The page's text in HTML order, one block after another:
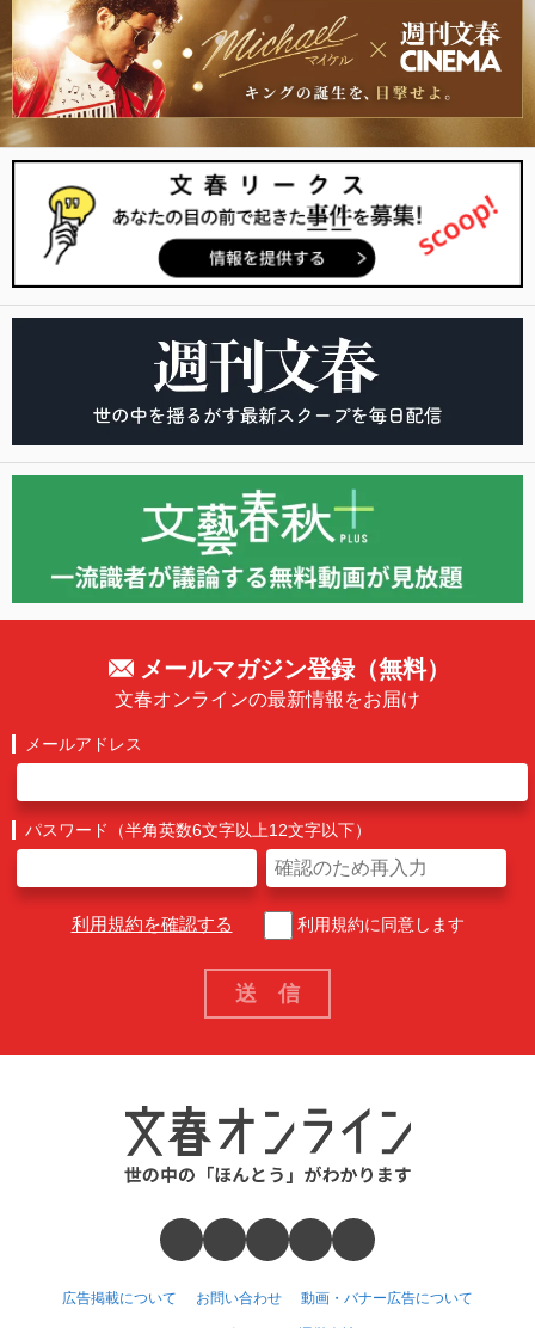
メールマガジン登録（無料）
文春オンラインの最新情報をお届け
メールアドレス
パスワード（半角英数6文字以上12文字以下）
利用規約を確認する 利用規約に同意します
広告掲載について お問い合わせ 動画・バナー広告について